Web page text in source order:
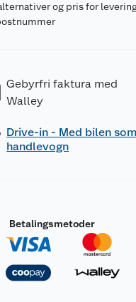
og pris for
Gebyrfri faktura med
Walley
Drive-in - Med bilen som
handlevogn
Betalingsmetoder
eller gjentatt